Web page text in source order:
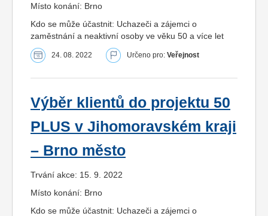
Místo konání: Brno
Kdo se může účastnit: Uchazeči a zájemci o
zaměstnání a neaktivní osoby ve věku 50 a více let
24. 08. 2022 Určeno pro: Veřejnost
Výběr klientů do projektu 50
PLUS v Jihomoravském kraji
– Brno město
Trvání akce: 15. 9. 2022
Místo konání: Brno
Kdo se může účastnit: Uchazeči a zájemci o